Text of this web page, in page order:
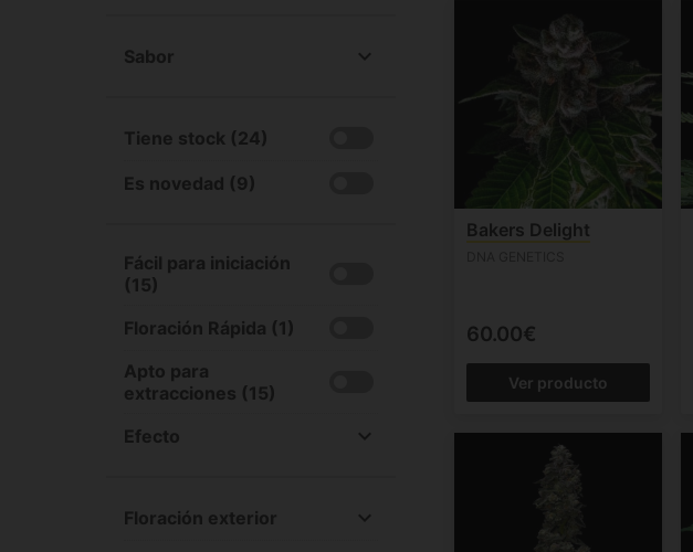
Desconocida (2)
Índica/Sátiva al 50% (3)
Sátiva +90% (1)
Sabor
Cítrico (14)
Milky & Cremoso (5)
Madera (6)
Skunk (3)
Sour (6)
Chemdog (1)
Tiene stock (24)
Es novedad (9)
Fácil para iniciación
(15)
Floración Rápida (1)
Apto para
extracciones (15)
Efecto
Relajante (12)
Floración exterior
Bakers Delight
60.00€
Ver producto